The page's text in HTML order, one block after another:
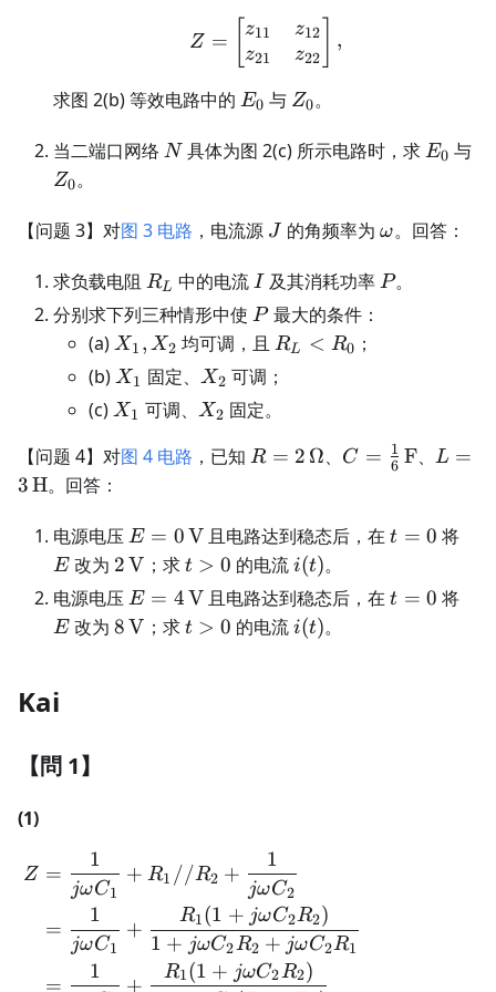
Z= \begin{bmatrix}
Z = z11
z21
z12
z22
,
求图 2(b) 等效电路中的 E_0
E0 与 Z_0
Z0。
当二端口网络 N
N 具体为图 2(c) 所示电路时，求E_0
E0 与
Z0。
【问题 3】对图 3 电路 ，电流源 J
J 的角频率为 \omega
ω。回答：
求负载电阻 R_L
RL 中的电流I
I及其消耗功率 P
P。
分别求下列三种情形中使 P
P最大的条件：
(a) X_1,X_2
X1 , X2 均可调，且R_L<R_0
RL < R0 ；
(b) X_1
X1 固定、 X_2
X2 可调；
(c) X_1
X1 可调、 X_2
X2 固定。
【问题 4】对图 4 电路 ，已知 R=2\,\Omega
R = 2 Ω、 C = 6
1 F、L =
3H。回答：
电源电压 E=0\,\mathrm
V
E = 0V 且电路达到稳态后，在t=0
t = 0 将
E 改为 2\,\mathrm
V
2V ；求t>0
t > 0 的电流i(t)
i(t)。
电源电压 E=4\,\mathrm
V
E = 4V 且电路达到稳态后，在t=0
t = 0 将
E 改为8\,\mathrm
8V ；求t>0
t > 0 的电流i(t)
i(t)。
Kai
【問 1】
(1)
\begin{aligned} Z &=
Z =
jωC1
1
+ R1 //R2 +
jωC2
1
=
jωC1
1
+
1 + jωC2R2 + jωC2R1
R1(1 + jωC2R2)
=
1
+
R1(1 + jωC2 R2)